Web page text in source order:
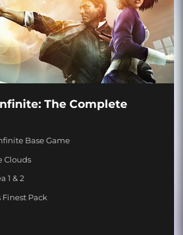
The Complete
Base Game
Clouds
1 & 2
Pack